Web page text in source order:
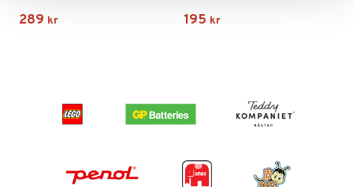
289 kr 195 kr